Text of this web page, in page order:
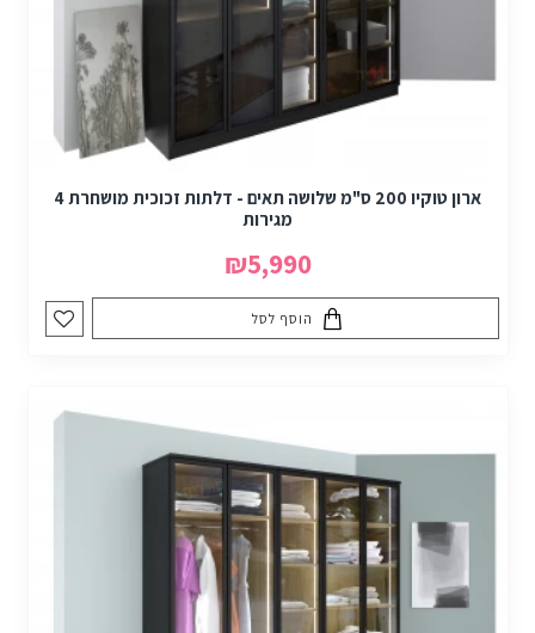
ארון טוקיו 200 ס"מ שלושה תאים - דלתות זכוכית מושחרת 4
מגירות
₪5,990
הוסף לסל